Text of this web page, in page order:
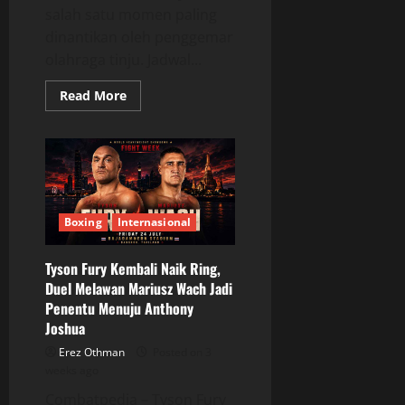
Read MoreRead
more
Tinju
24–
26
Juli
2026
Dipenuhi
Duel
Bergengsi
Boxing Internasional
Tyson Fury Kembali Naik Ring,
Duel Melawan Mariusz Wach Jadi
Penentu Menuju Anthony
Joshua
Erez Othman